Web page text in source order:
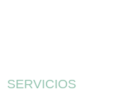
SERVICIOS